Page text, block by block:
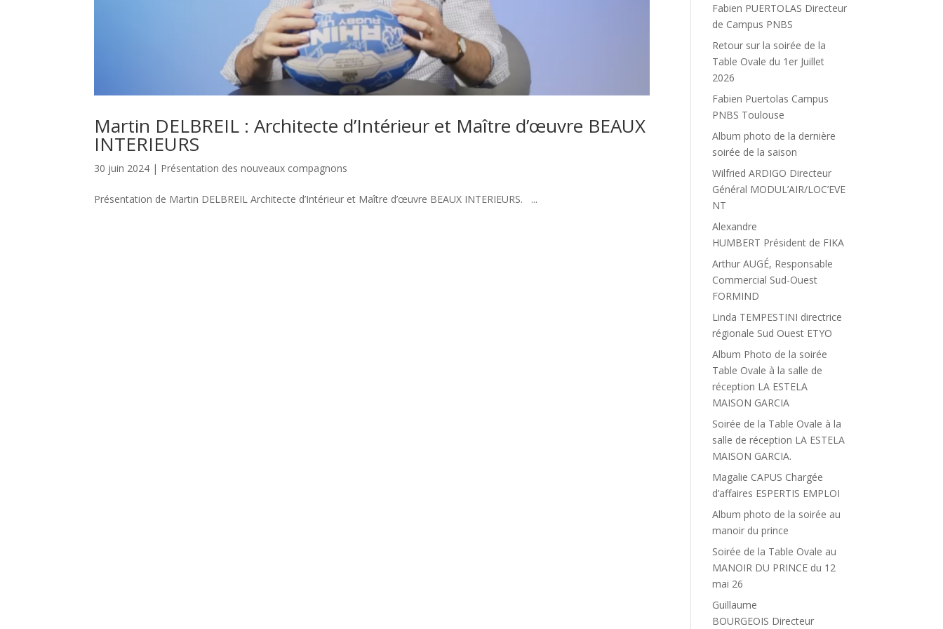
Martin DELBREIL : Architecte d’Intérieur et Maître d’œuvre BEAUX
INTERIEURS
30 juin 2024 | Présentation des nouveaux compagnons
Présentation de Martin DELBREIL Architecte d’Intérieur et Maître d’œuvre BEAUX INTERIEURS. ...
Fabien PUERTOLAS Directeur
de Campus PNBS
Retour sur la soirée de la
Table Ovale du 1er Juillet
2026
Fabien Puertolas Campus
PNBS Toulouse
Album photo de la dernière
soirée de la saison
Wilfried ARDIGO Directeur
Général MODUL’AIR/LOC’EVE
NT
Alexandre
HUMBERT Président de FIKA
Arthur AUGÉ, Responsable
Commercial Sud-Ouest
FORMIND
Linda TEMPESTINI directrice
régionale Sud Ouest ETYO
Album Photo de la soirée
Table Ovale à la salle de
réception LA ESTELA
MAISON GARCIA
Soirée de la Table Ovale à la
salle de réception LA ESTELA
MAISON GARCIA.
Magalie CAPUS Chargée
d’affaires ESPERTIS EMPLOI
Album photo de la soirée au
manoir du prince
Soirée de la Table Ovale au
MANOIR DU PRINCE du 12
mai 26
Guillaume
BOURGEOIS Directeur